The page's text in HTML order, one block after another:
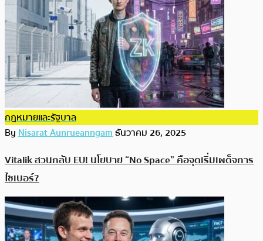
กฎหมายและรัฐบาล
ByNisarat Aunrueanngamธันวาคม 26, 2025
Vitalik สวนกลับ EU! นโยบาย “No Space” คือจุดเริ่มเผด็จการ
ไซเบอร์?